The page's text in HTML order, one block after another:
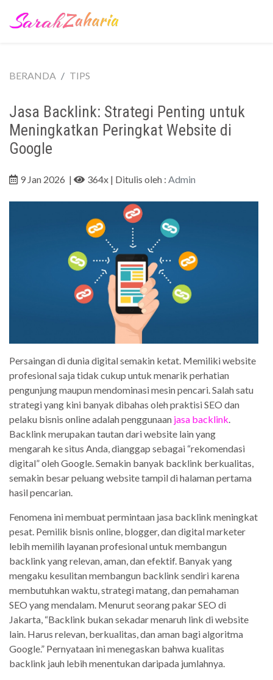
BERANDA TIPS
Jasa Backlink: Strategi Penting untuk
Meningkatkan Peringkat Website di
Google
9 Jan 2026 | 364x | Ditulis oleh : Admin
Persaingan di dunia digital semakin ketat. Memiliki website
profesional saja tidak cukup untuk menarik perhatian
pengunjung maupun mendominasi mesin pencari. Salah satu
strategi yang kini banyak dibahas oleh praktisi SEO dan
pelaku bisnis online adalah penggunaan jasa backlink.
Backlink merupakan tautan dari website lain yang
mengarah ke situs Anda, dianggap sebagai “rekomendasi
digital” oleh Google. Semakin banyak backlink berkualitas,
semakin besar peluang website tampil di halaman pertama
hasil pencarian.
Fenomena ini membuat permintaan jasa backlink meningkat
pesat. Pemilik bisnis online, blogger, dan digital marketer
lebih memilih layanan profesional untuk membangun
backlink yang relevan, aman, dan efektif. Banyak yang
mengaku kesulitan membangun backlink sendiri karena
membutuhkan waktu, strategi matang, dan pemahaman
SEO yang mendalam. Menurut seorang pakar SEO di
Jakarta, “Backlink bukan sekadar menaruh link di website
lain. Harus relevan, berkualitas, dan aman bagi algoritma
Google.” Pernyataan ini menegaskan bahwa kualitas
backlink jauh lebih menentukan daripada jumlahnya.